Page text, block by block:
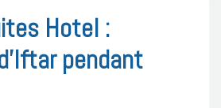
Hotel :
pendant